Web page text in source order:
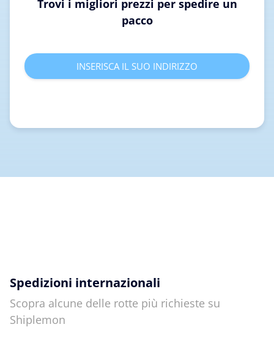
Trovi i migliori prezzi per spedire un
pacco
INSERISCA IL SUO INDIRIZZO
Spedizioni internazionali
Scopra alcune delle rotte più richieste su
Shiplemon